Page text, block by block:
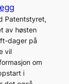
Patentstyret,
av høsten
dager på
vil
om
i